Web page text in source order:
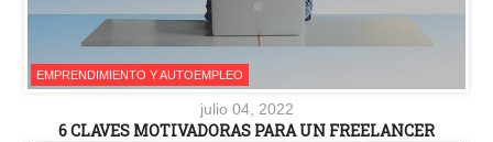
EMPRENDIMIENTO Y AUTOEMPLEO
julio 04, 2022
6 CLAVES MOTIVADORAS PARA UN FREELANCER